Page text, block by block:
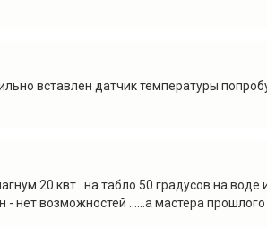
вставлен датчик температуры
20 квт . на табло 50 градусов на
нет возможностей ......а мастера